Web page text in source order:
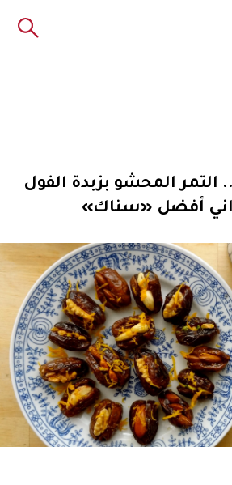
المحشو بزبدة الفول
أفضل «سناك»